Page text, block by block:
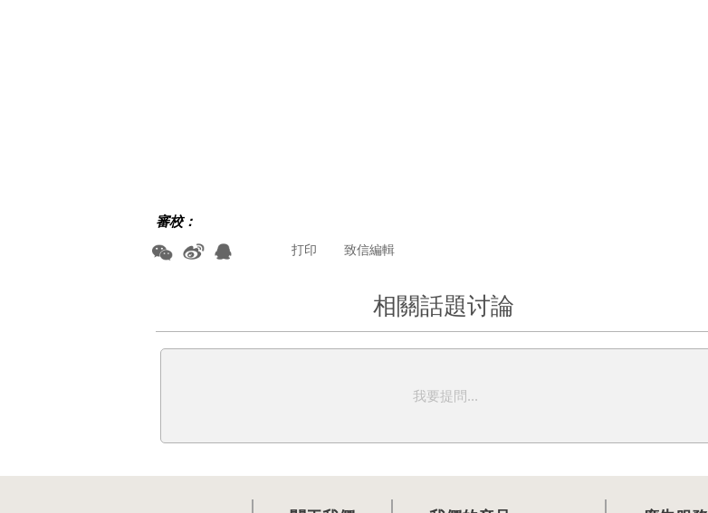
審校：
致信編輯
打印
相關話題讨論
我要提問...